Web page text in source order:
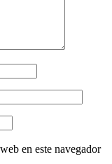
en este navegador